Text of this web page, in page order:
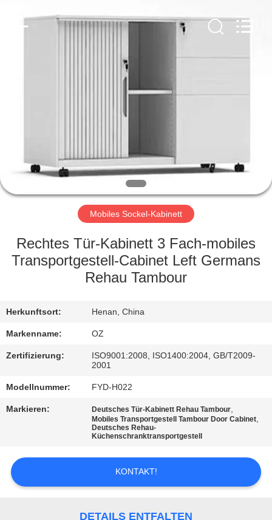
UNS
FABRIK-
AUSFLUG
QUALITÄTSKONTROLLE
SIE
MIT
UNS
VERBINDUNG
NACHRICHTEN
FORDERN
SIE
Mobiles Sockel-Kabinett
Rechtes Tür-Kabinett 3 Fach-mobiles
Transportgestell-Cabinet Left Germans
Rehau Tambour
Herkunftsort: Henan, China
Markenname: OZ
Zertifizierung:
ISO9001:2008, ISO1400:2004, GB/T2009-
2001
Modellnummer: FYD-H022
Markieren: Deutsches Tür-Kabinett Rehau Tambour,
Mobiles Transportgestell Tambour Door Cabinet,
Deutsches Rehau-
Küchenschranktransportgestell
KONTAKT!
DETAILS ENTFALTEN